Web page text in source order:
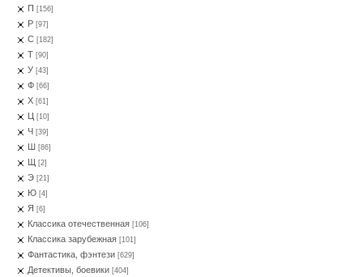
П [156]
Р [97]
С [182]
Т [90]
У [43]
Ф [66]
Х [61]
Ц [10]
Ч [39]
Ш [86]
Щ [2]
Э [21]
Ю [4]
Я [6]
Классика отечественная [106]
Классика зарубежная [101]
Фантастика, фэнтези [629]
Детективы, боевики [404]